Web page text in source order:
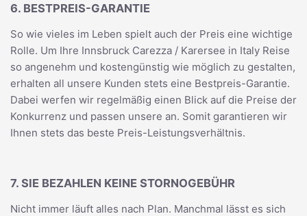
6. BESTPREIS-GARANTIE
So wie vieles im Leben spielt auch der Preis eine wichtige
Rolle. Um Ihre Innsbruck Carezza / Karersee in Italy Reise
so angenehm und kostengünstig wie möglich zu gestalten,
erhalten all unsere Kunden stets eine Bestpreis-Garantie.
Dabei werfen wir regelmäßig einen Blick auf die Preise der
Konkurrenz und passen unsere an. Somit garantieren wir
Ihnen stets das beste Preis-Leistungsverhältnis.
7. SIE BEZAHLEN KEINE STORNOGEBÜHR
Nicht immer läuft alles nach Plan. Manchmal lässt es sich